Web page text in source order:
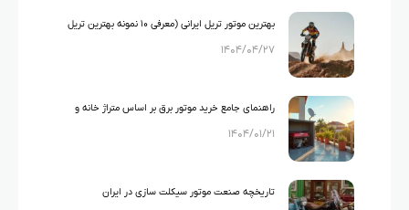
بهترین موتور تریل ایرانی (معرفی ۱۰ نمونه بهترین تریل
های ایرانی)
۱۴۰۴/۰۴/۲۷
راهنمای جامع خرید موتور برق بر اساس متراژ خانه و
لوازم خانگی
۱۴۰۴/۰۱/۲۱
تاریخچه صنعت موتور سیکلت سازی در ایران